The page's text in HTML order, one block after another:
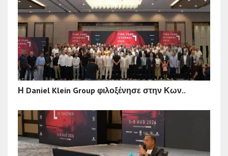
Η Daniel Klein Group φιλοξένησε στην Κων..